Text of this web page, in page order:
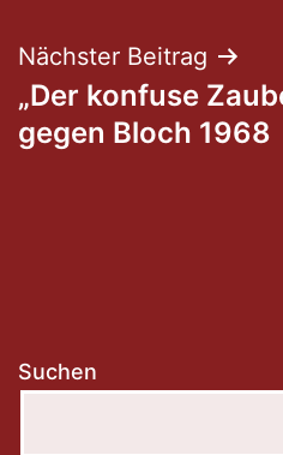
Nächster Beitrag
„Der konfuse
gegen Bloch 1968
Suchen